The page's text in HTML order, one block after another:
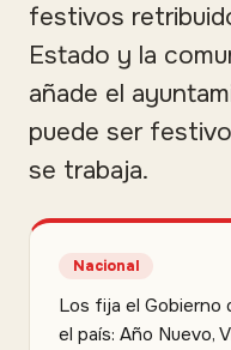
festivos
Estado y la
añade el
puede ser
se trabaja.
Nacional
Los fija el Gobierno
el país: Año Nuevo,